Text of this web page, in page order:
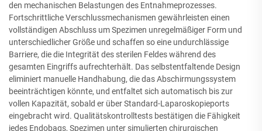
den mechanischen Belastungen des Entnahmeprozesses.
Fortschrittliche Verschlussmechanismen gewährleisten einen
vollständigen Abschluss um Spezimen unregelmäßiger Form und
unterschiedlicher Größe und schaffen so eine undurchlässige
Barriere, die die Integrität des sterilen Feldes während des
gesamten Eingriffs aufrechterhält. Das selbstentfaltende Design
eliminiert manuelle Handhabung, die das Abschirmungssystem
beeinträchtigen könnte, und entfaltet sich automatisch bis zur
vollen Kapazität, sobald er über Standard-Laparoskopieports
eingebracht wird. Qualitätskontrolltests bestätigen die Fähigkeit
jedes Endobags, Spezimen unter simulierten chirurgischen